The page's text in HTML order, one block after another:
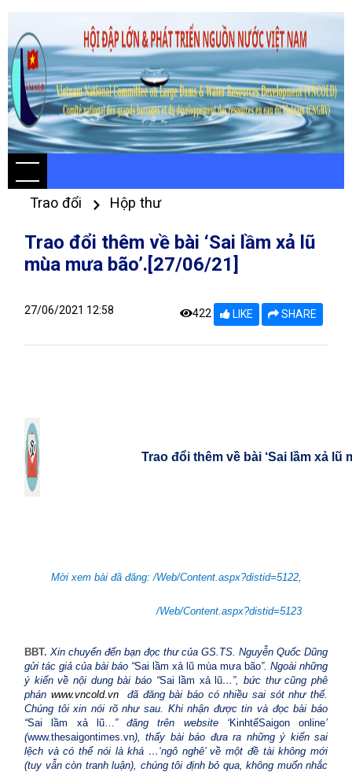
Trao đổi Hộp thư
Trao đổi thêm về bài ‘Sai lầm xả lũ
mùa mưa bão’.[27/06/21]
27/06/2021 12:58 422 LIKE SHARE
Trao đổi thêm về bài ‘Sai lầm xả lũ
Mời xem bài đã đăng: /Web/Content.aspx?distid=5122,
/Web/Content.aspx?distid=5123
BBT. Xin chuyển đến bạn đọc thư của GS.TS. Nguyễn Quốc Dũng
gửi tác giả của bài báo “Sai lầm xả lũ mùa mưa bão”. Ngoài những
ý kiến về nội dung bài báo “Sai lầm xả lũ…”, bức thư cũng phê
phán www.vncold.vn
đã đăng bài báo có nhiều sai sót như thế.
Chúng tôi xin nói rõ như sau. Khi nhận được tin và đọc bài báo
“Sai lầm xả lũ…” đăng trên website ‘KinhtếSaigon online’
(www.thesaigontimes.vn), thấy bài báo đưa ra những ý kiến sai
lệch và có thể nói là khá …‘ngô nghê’ về một đề tài không mới
(tuy vẫn còn tranh luận), chúng tôi định bỏ qua, không muốn nhắc